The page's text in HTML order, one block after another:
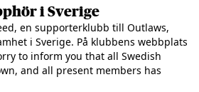
i Sverige
en supporterklubb till Outlaws,
i Sverige. På klubbens webbplats
to inform you that all Swedish
and all present members has